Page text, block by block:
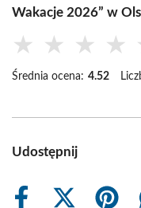
Wakacje 2026” w
★ ★ ★ ★
Średnia ocena: 4.52
Udostępnij
Share
Share
Share